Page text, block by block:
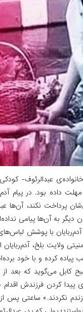
عبدالرئوف-
داده بود. در پیام
پرداخت نکند،
دیگر به آن‌ها پیامی
۱۰ عقرب ۱۳۹۹ خورشیدی-
ولایت بلخ،
کرده و با خود
کابل می‌گوید که بعد
پیدا کردن فرزندش
نکردند.» ساعتی پس از